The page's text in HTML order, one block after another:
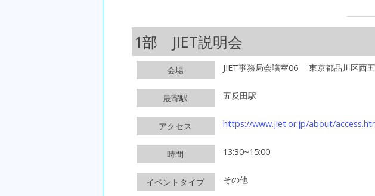
1部 JIET説明会
会場 JIET事務局会議室06 東京都品川区西
最寄駅 五反田駅
アクセス https://www.jiet.or.jp/about/
時間 13:30~15:00
イベントタイプ その他